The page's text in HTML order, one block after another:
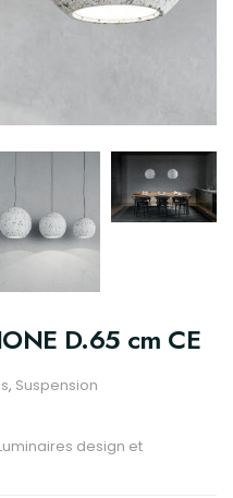
D.65 cm CE
, Suspension
design et